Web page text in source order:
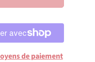
de paiement